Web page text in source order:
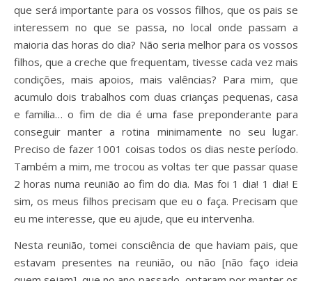
que será importante para os vossos filhos, que os pais se
interessem no que se passa, no local onde passam a
maioria das horas do dia? Não seria melhor para os vossos
filhos, que a creche que frequentam, tivesse cada vez mais
condições, mais apoios, mais valências? Para mim, que
acumulo dois trabalhos com duas crianças pequenas, casa
e familia… o fim de dia é uma fase preponderante para
conseguir manter a rotina minimamente no seu lugar.
Preciso de fazer 1001 coisas todos os dias neste período.
Também a mim, me trocou as voltas ter que passar quase
2 horas numa reunião ao fim do dia. Mas foi 1 dia! 1 dia! E
sim, os meus filhos precisam que eu o faça. Precisam que
eu me interesse, que eu ajude, que eu intervenha.
Nesta reunião, tomei consciência de que haviam pais, que
estavam presentes na reunião, ou não [não faço ideia